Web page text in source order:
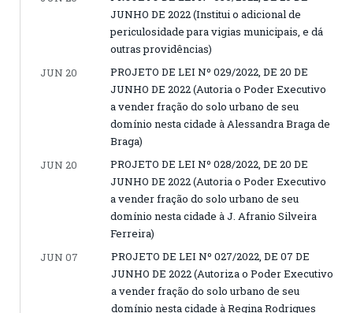
JUNHO DE 2022 (Institui o adicional de
periculosidade para vigias municipais, e dá
outras providências)
JUN 20
PROJETO DE LEI Nº 029/2022, DE 20 DE
JUNHO DE 2022 (Autoria o Poder Executivo
a vender fração do solo urbano de seu
domínio nesta cidade à Alessandra Braga de
Braga)
JUN 20
PROJETO DE LEI Nº 028/2022, DE 20 DE
JUNHO DE 2022 (Autoria o Poder Executivo
a vender fração do solo urbano de seu
domínio nesta cidade à J. Afranio Silveira
Ferreira)
JUN 07
PROJETO DE LEI Nº 027/2022, DE 07 DE
JUNHO DE 2022 (Autoriza o Poder Executivo
a vender fração do solo urbano de seu
domínio nesta cidade à Regina Rodrigues